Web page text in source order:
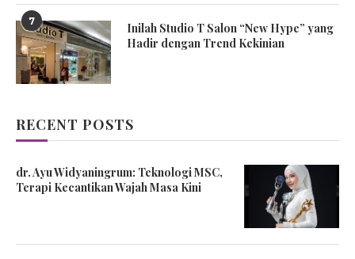
7
Inilah Studio T Salon “New Hype” yang
Hadir dengan Trend Kekinian
RECENT POSTS
dr. Ayu Widyaningrum: Teknologi MSC,
Terapi Kecantikan Wajah Masa Kini